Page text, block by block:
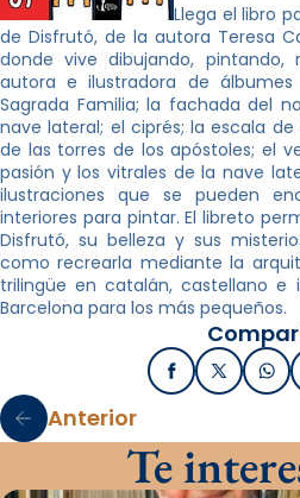
Llega el libro
de Disfrutó, de la autora Teresa
donde vive dibujando, pintando,
autora e ilustradora de
Sagrada Familia; la fachada del
nave lateral; el ciprés; la escala
de las torres de los apóstoles; el
pasión y los vitrales de la nave
ilustraciones que se pueden
interiores para pintar. El libreto
Disfrutó, su belleza y sus
como recrearla mediante la
trilingüe en catalán, castellano e
Barcelona para los más pequeños.
Facebook
X /
Anterior
Te